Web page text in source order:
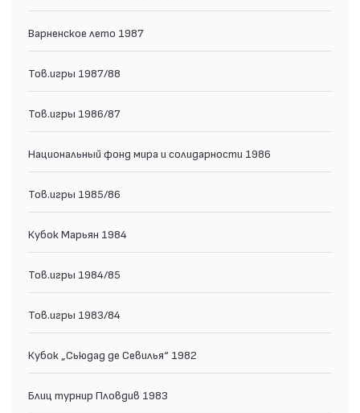
Варненское лето 1987
Тов.игры 1987/88
Тов.игры 1986/87
Национальный фонд мира и солидарности 1986
Тов.игры 1985/86
Кубок Марьян 1984
Тов.игры 1984/85
Тов.игры 1983/84
Кубок „Сьюдад де Севилья“ 1982
Блиц турнир Пловдив 1983